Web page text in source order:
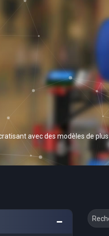
avec des modèles de